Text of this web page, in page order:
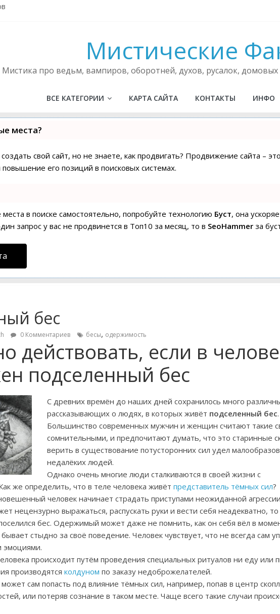
можно встретить русалку?
бес
Мистические
Мистика про ведьм, вампиров, оборотней, духов, русалок, домовых
ВСЕ КАТЕГОРИИ КАРТА САЙТА КОНТАКТЫ ИНФО
места?
свой сайт, но не знаете, как продвигать? Продвижение сайта –
его позиций в поисковых системах.
в поиске самостоятельно, попробуйте технологию Буст, она
запрос у вас не продвинется в Топ10 за месяц, то в SeoHammer за
бес
0 Комментариев бесы, одержимость
действовать, если в
подселенный бес
С древних времён до наших дней сохранилось много
рассказывающих о людях, в которых живёт подселенный бес.
Большинство современных мужчин и женщин считают такие
сомнительными, и предпочитают думать, что это старинные
верить в существование потусторонних сил удел
недалёких людей.
Однако очень многие люди сталкиваются в своей жизни с
же определить, что в теле человека живёт представитель тёмных сил?
человек начинает страдать приступами неожиданной
нецензурно выражаться, распускать руки и вести себя неадекватно,
бес. Одержимый может даже не помнить, как он себя вёл в
стыдно за своё поведение. Человек чувствует, что не всегда сам
эмоциями.
происходит путём проведения специальных ритуалов ни еду или
производятся колдуном по заказу недоброжелателей.
сам попасть под влияние тёмных сил, например, попав в центр
или потеряв сознание в таком месте. Чаще всего такие случаи